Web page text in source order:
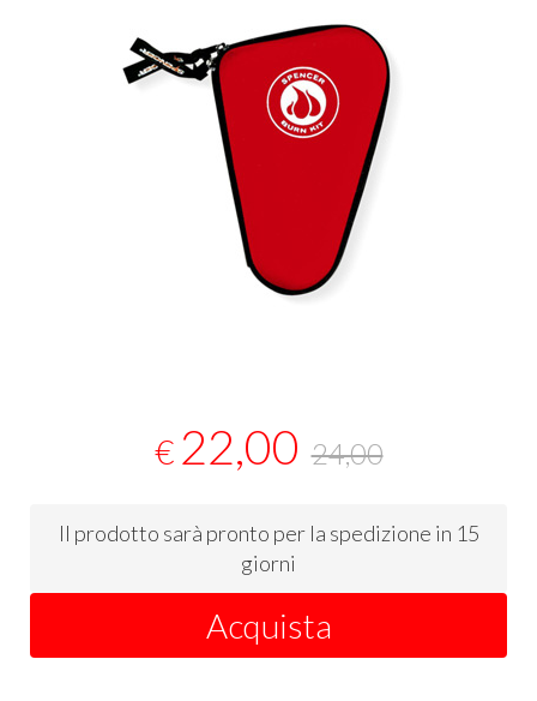
€ 22,00 24,00
Il prodotto sarà pronto per la spedizione in 15
giorni
Acquista